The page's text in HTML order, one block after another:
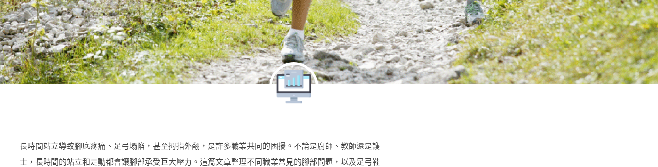
長時間站立導致腳底疼痛、足弓塌陷，甚至拇指外翻，是許多職業共同的困擾。不論是廚師、教師還是護
士，長時間的站立和走動都會讓腳部承受巨大壓力。這篇文章整理不同職業常見的腳部問題，以及足弓鞋